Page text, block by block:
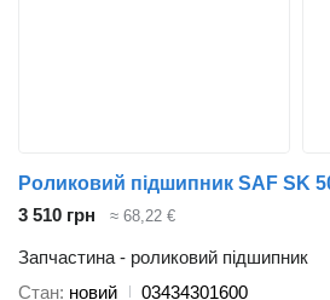
3 510 грн ≈ 68,22 €
Запчастина - роликовий підшипник
Стан новий
03434301600